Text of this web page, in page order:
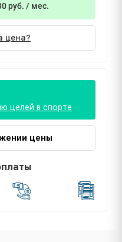
руб. / мес.
цена?
целей в спорте
цены